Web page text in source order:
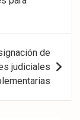
de
judiciales